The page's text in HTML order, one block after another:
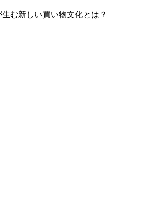
む新しい買い物文化とは？